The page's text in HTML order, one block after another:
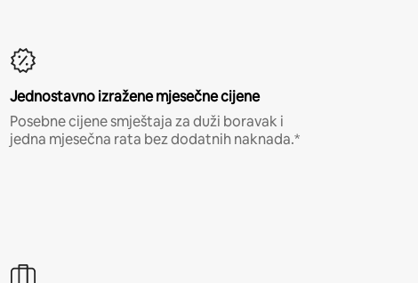
Jednostavno izražene mjesečne cijene
Posebne cijene smještaja za duži boravak i
jedna mjesečna rata bez dodatnih naknada.*